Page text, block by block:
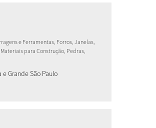
e Ferramentas, Forros, Janelas,
para Construção, Pedras,
Grande São Paulo